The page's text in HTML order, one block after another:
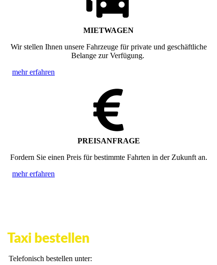
MIETWAGEN
Wir stellen Ihnen unsere Fahrzeuge für private und geschäftliche
Belange zur Verfügung.
mehr erfahren
PREISANFRAGE
Fordern Sie einen Preis für bestimmte Fahrten in der Zukunft an.
mehr erfahren
Taxi bestellen
Telefonisch bestellen unter: